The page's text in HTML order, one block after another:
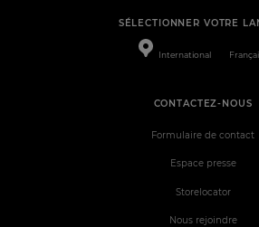
SÉLECTIONNER VOTRE
International
CONTACTEZ-NOUS
Formulaire de contact
Espace presse
Storelocator
Nous rejoindre